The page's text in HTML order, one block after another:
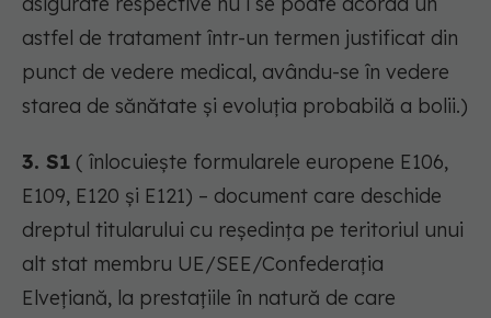
astfel de tratament într-un termen justificat din
punct de vedere medical, avându-se în vedere
starea de sănătate şi evoluţia probabilă a bolii.)
3. S1 ( înlocuieşte formularele europene E106,
E109, E120 şi E121) – document care deschide
dreptul titularului cu reşedinţa pe teritoriul unui
alt stat membru UE/SEE/Confederaţia
Elveţiană, la prestaţiile în natură de care